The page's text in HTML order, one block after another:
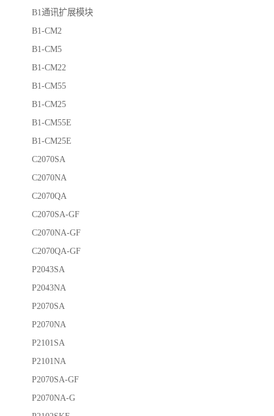
B1通讯扩展模块
B1-CM2
B1-CM5
B1-CM22
B1-CM55
B1-CM25
B1-CM55E
B1-CM25E
C2070SA
C2070NA
C2070QA
C2070SA-GF
C2070NA-GF
C2070QA-GF
P2043SA
P2043NA
P2070SA
P2070NA
P2101SA
P2101NA
P2070SA-GF
P2070NA-G